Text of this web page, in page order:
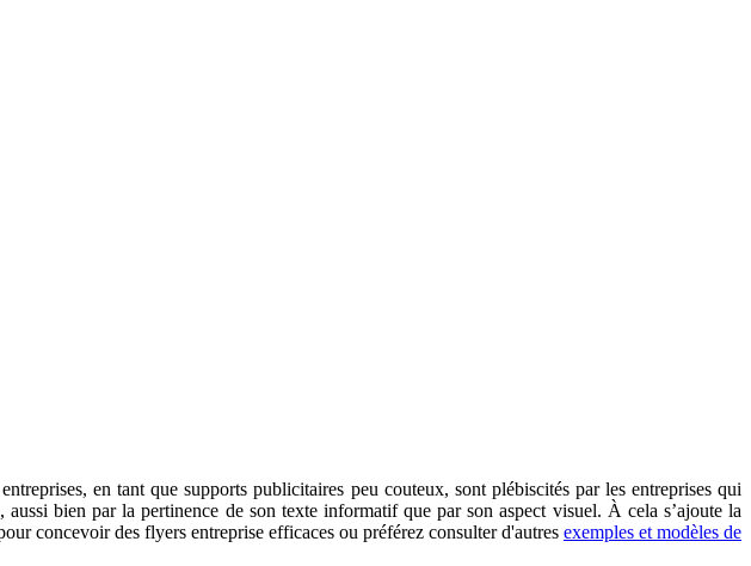
en tant que supports publicitaires peu couteux, sont plébiscités par les entreprises qui
bien par la pertinence de son texte informatif que par son aspect visuel. À cela s’ajoute la
concevoir des flyers entreprise efficaces ou préférez consulter d'autres exemples et modèles de